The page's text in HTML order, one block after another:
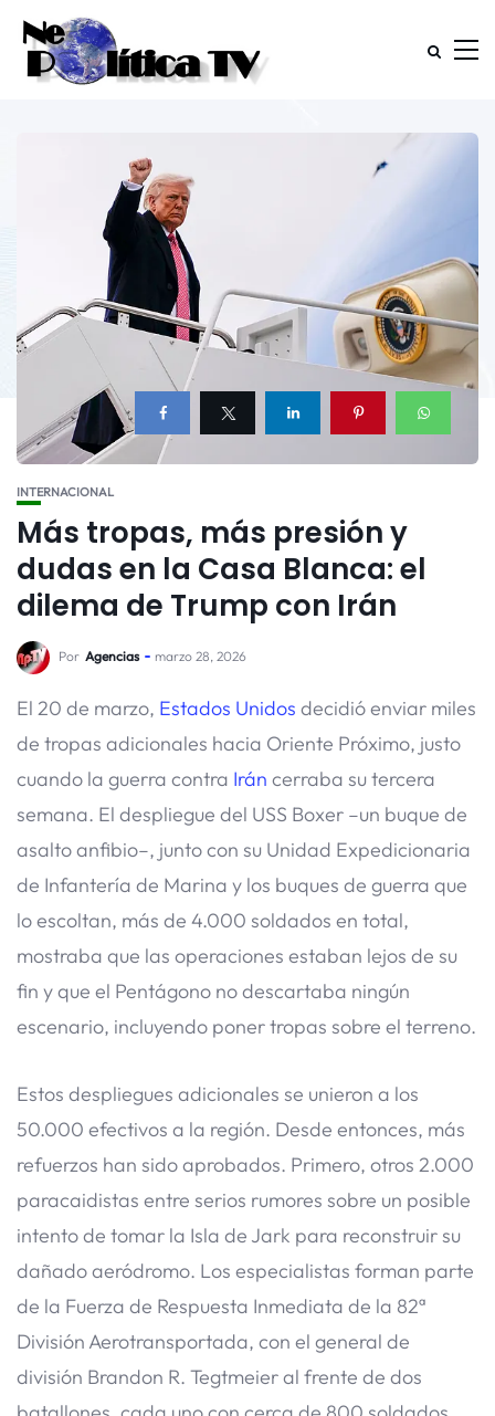
INTERNACIONAL
Más tropas, más presión y
dudas en la Casa Blanca: el
dilema de Trump con Irán
Por Agencias marzo 28, 2026
El 20 de marzo, Estados Unidos decidió enviar miles
de tropas adicionales hacia Oriente Próximo, justo
cuando la guerra contra Irán cerraba su tercera
semana. El despliegue del USS Boxer –un buque de
asalto anfibio–, junto con su Unidad Expedicionaria
de Infantería de Marina y los buques de guerra que
lo escoltan, más de 4.000 soldados en total,
mostraba que las operaciones estaban lejos de su
fin y que el Pentágono no descartaba ningún
escenario, incluyendo poner tropas sobre el terreno.
Estos despliegues adicionales se unieron a los
50.000 efectivos a la región. Desde entonces, más
refuerzos han sido aprobados. Primero, otros 2.000
paracaidistas entre serios rumores sobre un posible
intento de tomar la Isla de Jark para reconstruir su
dañado aeródromo. Los especialistas forman parte
de la Fuerza de Respuesta Inmediata de la 82ª
División Aerotransportada, con el general de
división Brandon R. Tegtmeier al frente de dos